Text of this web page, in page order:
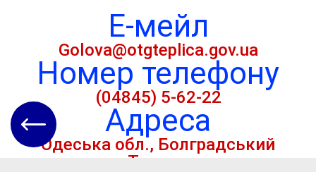
Е-мейл
Golova@otgteplica.gov.ua
Номер телефону
(04845) 5-62-22
Адреса
Одеська обл., Болградський
р-н, с. Теплиця, вул.